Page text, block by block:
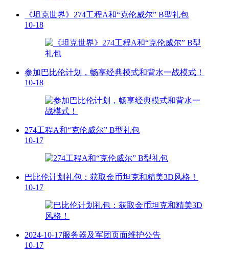
《坦克世界》274工程A和“克伦威尔” B型礼包
10-18
参加巴比伦计划，畅享经典模式和背水一战模式！
10-18
274工程A和“克伦威尔” B型礼包
10-17
巴比伦计划礼包：获取金币坦克和精美3D风格！
10-17
2024-10-17服务器及军团页面维护公告
10-17